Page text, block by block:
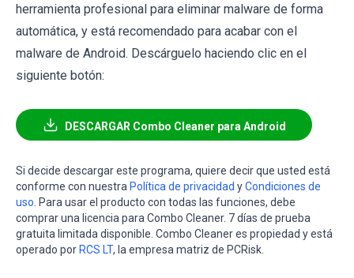
herramienta profesional para eliminar malware de forma
automática, y está recomendado para acabar con el
malware de Android. Descárguelo haciendo clic en el
siguiente botón:
DESCARGAR Combo Cleaner para Android
Si decide descargar este programa, quiere decir que usted está
conforme con nuestra Política de privacidad yCondiciones de
uso. Para usar el producto con todas las funciones, debe
comprar una licencia para Combo Cleaner. 7 días de prueba
gratuita limitada disponible. Combo Cleaner es propiedad y está
operado por RCS LT, la empresa matriz de PCRisk.